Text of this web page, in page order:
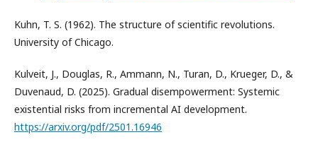
Kuhn, T. S. (1962). The structure of scientific revolutions.
University of Chicago.
Kulveit, J., Douglas, R., Ammann, N., Turan, D., Krueger, D., &
Duvenaud, D. (2025). Gradual disempowerment: Systemic
existential risks from incremental AI development.
https://arxiv.org/pdf/2501.16946